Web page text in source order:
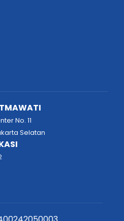
No. 11
Selatan